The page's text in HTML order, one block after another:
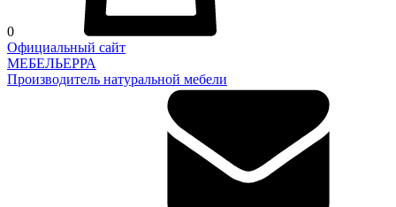
0
Официальный сайт
МЕБЕЛЬЕРРА
Производитель натуральной мебели